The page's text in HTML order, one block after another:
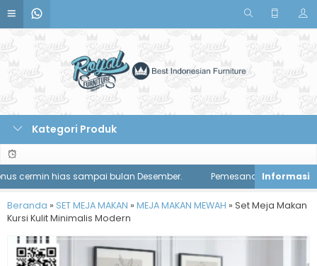
Kategori Produk
hias sampai bulan Desember. Pemesanan meja makan
Beranda » SET MEJA MAKAN » MEJA MAKAN MEWAH » Set Meja Makan
Kursi Kulit Minimalis Modern